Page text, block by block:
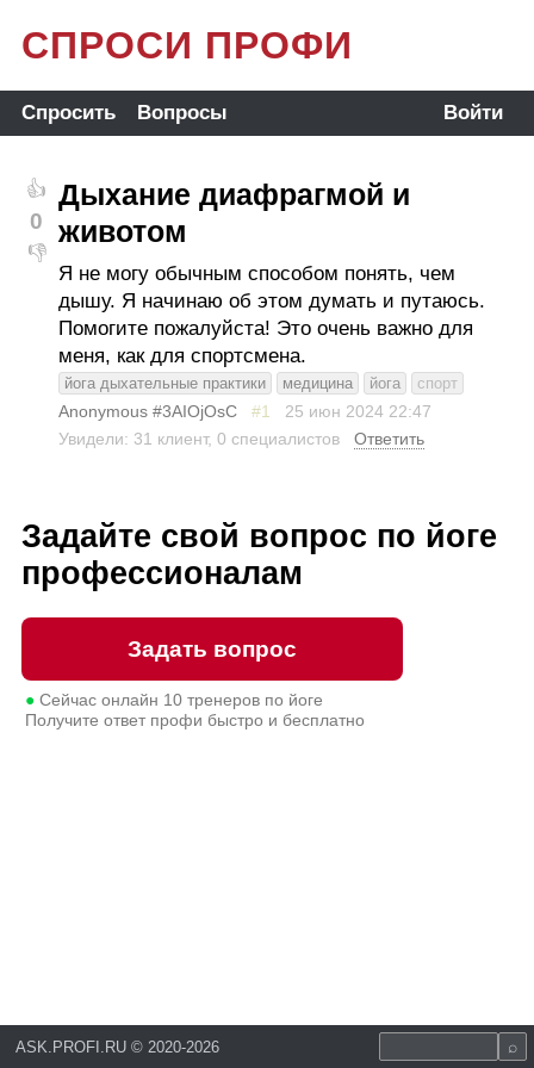
СПРОСИ ПРОФИ
Спросить Вопросы Войти
👍
0
👎
Дыхание диафрагмой и
животом
Я не могу обычным способом понять, чем
дышу. Я начинаю об этом думать и путаюсь.
Помогите пожалуйста! Это очень важно для
меня, как для спортсмена.
йога дыхательные практики медицина йога спорт
Anonymous #3AIOjOsC #1 25 июн 2024 22:47
Увидели: 31 клиент, 0 специалистов
Ответить
Задайте свой вопрос по йоге
профессионалам
Задать вопрос
●Сейчас онлайн 10 тренеров по йоге
Получите ответ профи быстро и бесплатно
ASK.PROFI.RU © 2020-2026